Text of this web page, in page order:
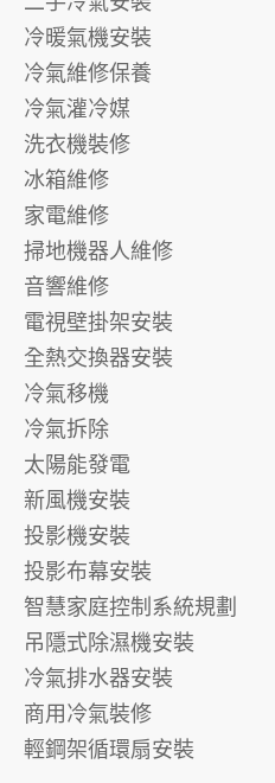
冷暖氣機安裝
冷氣維修保養
冷氣灌冷媒
洗衣機裝修
冰箱維修
家電維修
掃地機器人維修
音響維修
電視壁掛架安裝
全熱交換器安裝
冷氣移機
冷氣拆除
太陽能發電
新風機安裝
投影機安裝
投影布幕安裝
智慧家庭控制系統規劃
吊隱式除濕機安裝
冷氣排水器安裝
商用冷氣裝修
輕鋼架循環扇安裝